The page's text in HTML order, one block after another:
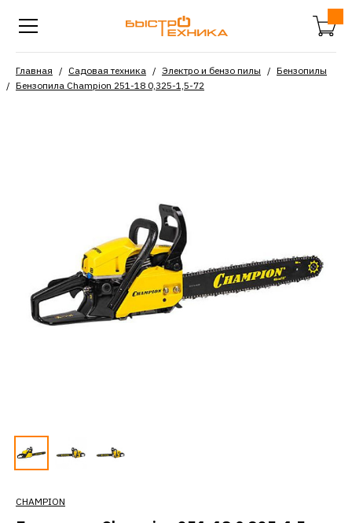
Главная Садовая техника Электро и бензо пилы
Бензопилы
Бензопила Champion 251-18 0,325-1,5-72
CHAMPION